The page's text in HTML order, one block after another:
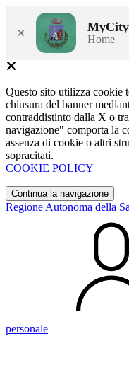
× MyCity
Home
Questo sito utilizza cookie
chiusura del banner
contraddistinto dalla X o
navigazione" comporta la
assenza di cookie o altri
sopracitati.
COOKIE POLICY
Continua la navigazione
Regione Autonoma della
personale